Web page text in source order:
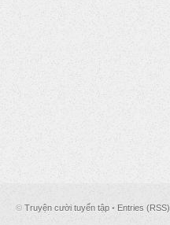
© Truyện cười tuyển tập • Entries (RSS)